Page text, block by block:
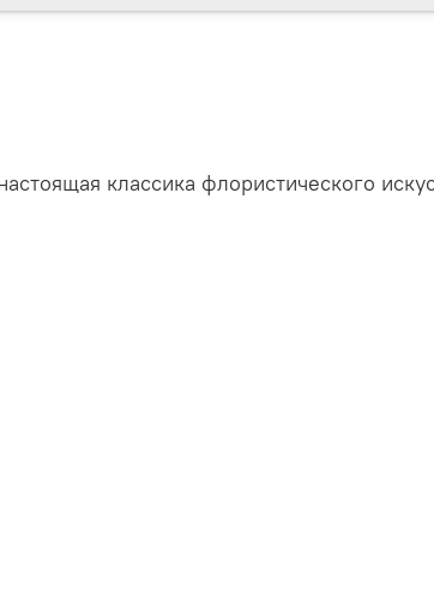
классика флористического